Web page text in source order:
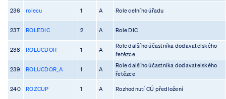
236 rolecu 1 A Role celního úřadu
237 ROLEDIC 2 A Role DIC
238 ROLUCDOR 1 A
Role dalšího účastníka dodavatelského
řetězce
239 ROLUCDOR_A 1 A
Role dalšího účastníka dodavatelského
řetězce
240 ROZCUP 1 A Rozhodnutí CÚ předložení